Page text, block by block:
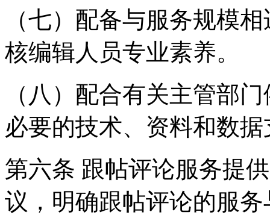
（七）配备与服务规模
核编辑人员专业素养。
（八）配合有关主管部
必要的技术、资料和数
第六条 跟帖评论服务提
议，明确跟帖评论的服